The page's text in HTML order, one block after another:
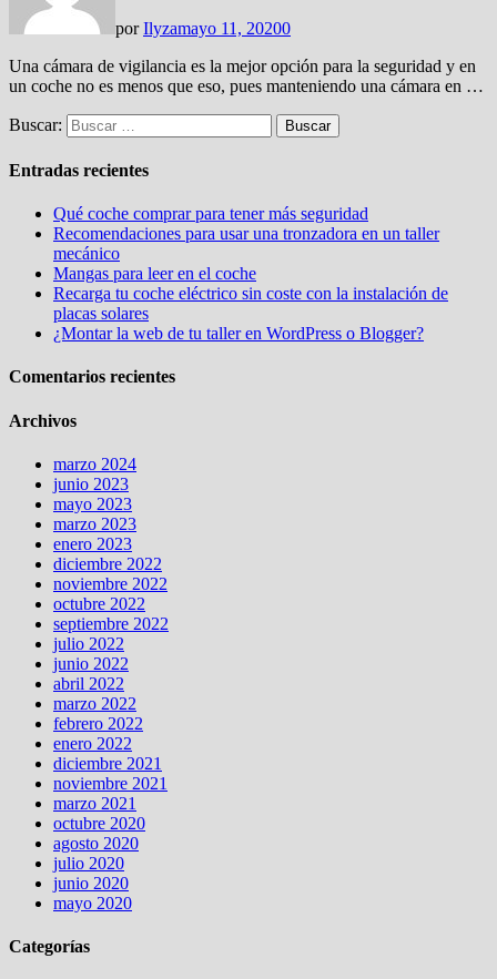
porIlyzamayo 11, 20200
Una cámara de vigilancia es la mejor opción para la seguridad y en
un coche no es menos que eso, pues manteniendo una cámara en …
Buscar:
Entradas recientes
Qué coche comprar para tener más seguridad
Recomendaciones para usar una tronzadora en un taller
mecánico
Mangas para leer en el coche
Recarga tu coche eléctrico sin coste con la instalación de
placas solares
¿Montar la web de tu taller en WordPress o Blogger?
Comentarios recientes
Archivos
marzo 2024
junio 2023
mayo 2023
marzo 2023
enero 2023
diciembre 2022
noviembre 2022
octubre 2022
septiembre 2022
julio 2022
junio 2022
abril 2022
marzo 2022
febrero 2022
enero 2022
diciembre 2021
noviembre 2021
marzo 2021
octubre 2020
agosto 2020
julio 2020
junio 2020
mayo 2020
Categorías